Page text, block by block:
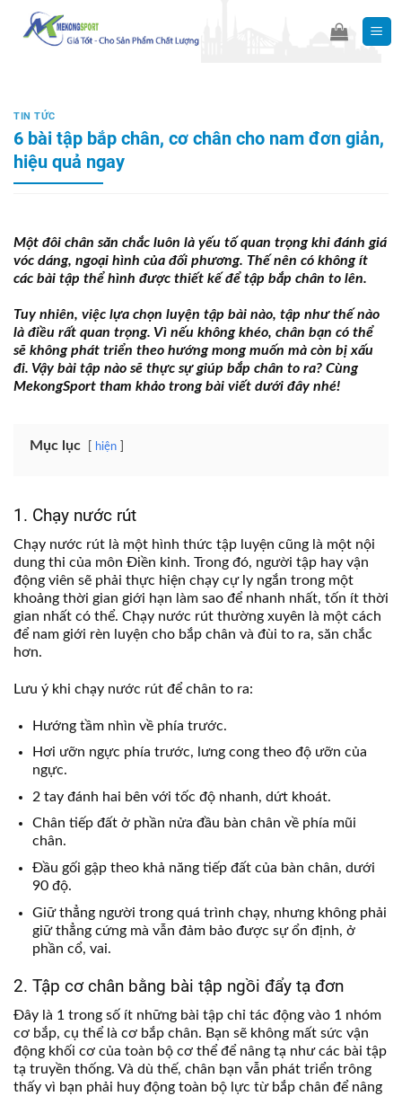
content
TIN TỨC
6 bài tập bắp chân, cơ chân cho nam đơn giản,
hiệu quả ngay
Một đôi chân săn chắc luôn là yếu tố quan trọng khi đánh giá
vóc dáng, ngoại hình của đối phương. Thế nên có không ít
các bài tập thể hình được thiết kế để tập bắp chân to lên.
Tuy nhiên, việc lựa chọn luyện tập bài nào, tập như thế nào
là điều rất quan trọng. Vì nếu không khéo, chân bạn có thể
sẽ không phát triển theo hướng mong muốn mà còn bị xấu
đi. Vậy bài tập nào sẽ thực sự giúp bắp chân to ra? Cùng
MekongSport tham khảo trong bài viết dưới đây nhé!
Mục lục hiện
1. Chạy nước rút
Chạy nước rút là một hình thức tập luyện cũng là một nội
dung thi của môn Điền kinh. Trong đó, người tập hay vận
động viên sẽ phải thực hiện chạy cự ly ngắn trong một
khoảng thời gian giới hạn làm sao để nhanh nhất, tốn ít thời
gian nhất có thể. Chạy nước rút thường xuyên là một cách
để nam giới rèn luyện cho bắp chân và đùi to ra, săn chắc
hơn.
Lưu ý khi chạy nước rút để chân to ra:
Hướng tầm nhìn về phía trước.
Hơi ưỡn ngực phía trước, lưng cong theo độ ưỡn của
ngực.
2 tay đánh hai bên với tốc độ nhanh, dứt khoát.
Chân tiếp đất ở phần nửa đầu bàn chân về phía mũi
chân.
Đầu gối gập theo khả năng tiếp đất của bàn chân, dưới
90 độ.
Giữ thẳng người trong quá trình chạy, nhưng không phải
giữ thẳng cứng mà vẫn đảm bảo được sự ổn định, ở
phần cổ, vai.
2. Tập cơ chân bằng bài tập ngồi đẩy tạ đơn
Đây là 1 trong số ít những bài tập chỉ tác động vào 1 nhóm
cơ bắp, cụ thể là cơ bắp chân. Bạn sẽ không mất sức vận
động khối cơ của toàn bộ cơ thể để nâng tạ như các bài tập
tạ truyền thống. Và dù thế, chân bạn vẫn phát triển trông
thấy vì bạn phải huy động toàn bộ lực từ bắp chân để nâng